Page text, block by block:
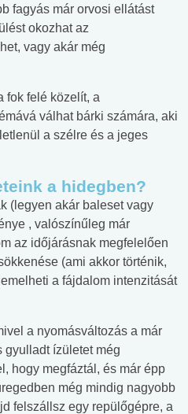
fagyás már orvosi ellátást
okozhat az
vagy akár még
fok felé közelít, a
válhat bárki számára, aki
a szélre és a jeges
a hidegben?
(legyen akár baleset vagy
, valószínűleg már
az időjárásnak megfelelően
(ami akkor történik,
a fájdalom intenzitását
a nyomásváltozás a már
gyulladt ízületet még
hogy megfáztál, és már épp
még mindig nagyobb
felszállsz egy repülőgépre, a